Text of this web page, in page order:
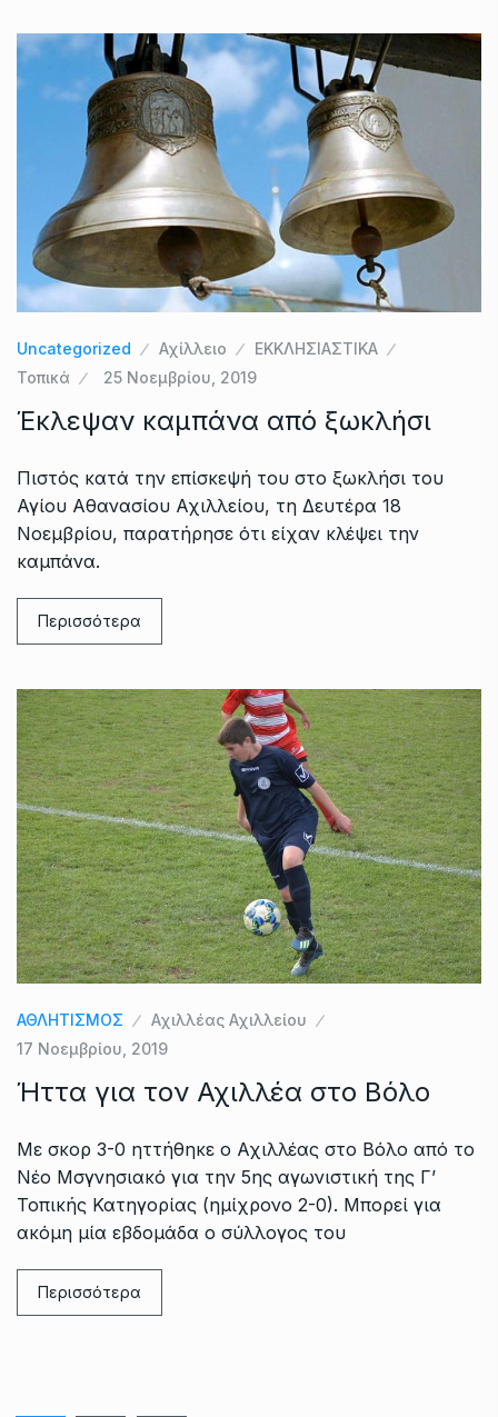
Uncategorized Αχίλλειο
ΕΚΚΛΗΣΙΑΣΤΙΚΑ
Τοπικά
25 Νοεμβρίου, 2019
Έκλεψαν καμπάνα από ξωκλήσι
Πιστός κατά την επίσκεψή του στο ξωκλήσι του
Αγίου Αθανασίου Αχιλλείου, τη Δευτέρα 18
Νοεμβρίου, παρατήρησε ότι είχαν κλέψει την
καμπάνα.
Περισσότερα
ΑΘΛΗΤΙΣΜΟΣ
Αχιλλέας Αχιλλείου
17 Νοεμβρίου, 2019
Ήττα για τον Αχιλλέα στο Βόλο
Με σκορ 3-0 ηττήθηκε ο Αχιλλέας στο Βόλο από το
Νέο Μσγνησιακό για την 5ης αγωνιστική της Γ’
Τοπικής Κατηγορίας (ημίχρονο 2-0). Μπορεί για
ακόμη μία εβδομάδα ο σύλλογος του
Περισσότερα